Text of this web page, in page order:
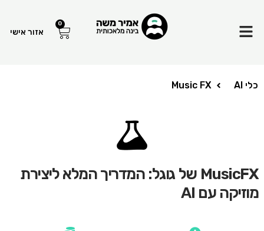
Menu
0עגלת
קניות
אזור אישי
כלי AI Music FX
MusicFX של גוגל: המדריך המלא ליצירת
מוזיקה עם AI